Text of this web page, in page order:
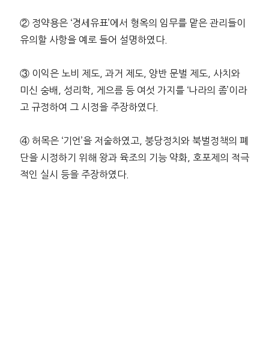
② 정약용은 ‘경세유표’에서 형옥의 임무를 맡은 관리들이
유의할 사항을 예로 들어 설명하였다.
③ 이익은 노비 제도, 과거 제도, 양반 문벌 제도, 사치와
미신 숭배, 성리학, 게으름 등 여섯 가지를 ‘나라의 좀’이라
고 규정하여 그 시정을 주장하였다.
④ 허목은 ‘기언’을 저술하였고, 붕당정치와 북벌정책의 폐
단을 시정하기 위해 왕과 육조의 기능 약화, 호포제의 적극
적인 실시 등을 주장하였다.